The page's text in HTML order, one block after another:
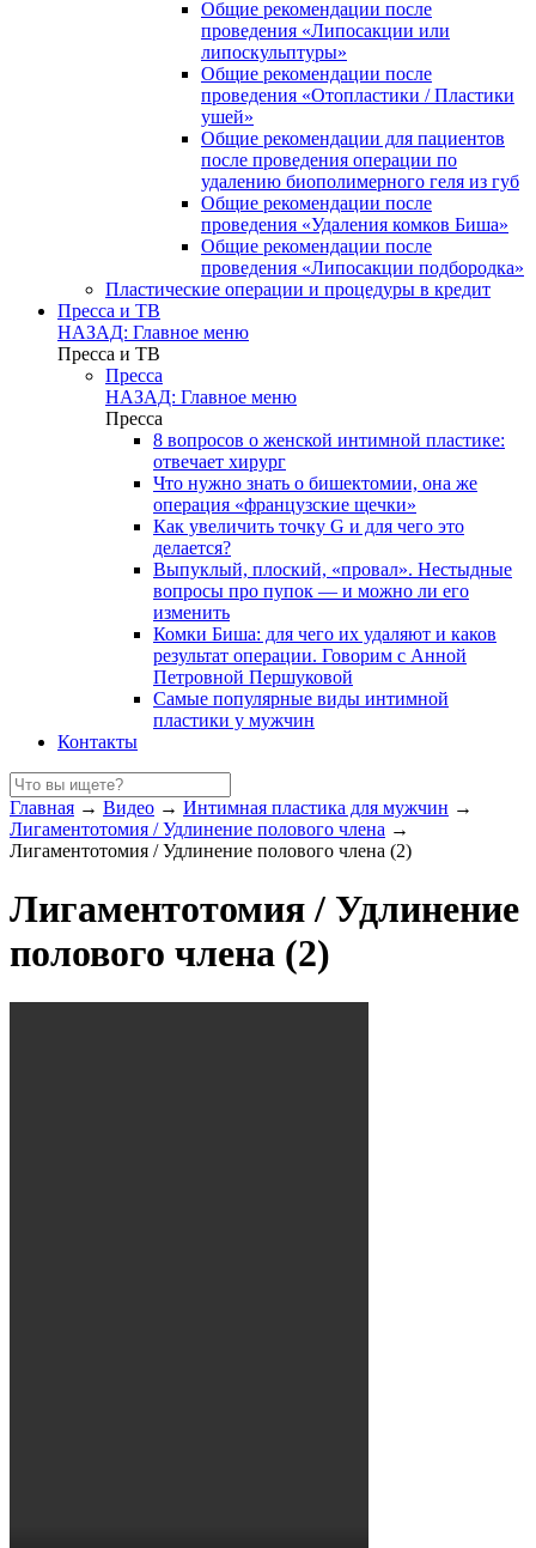
Общие рекомендации после
проведения «Липосакции или
липоскульптуры»
Общие рекомендации после
проведения «Отопластики / Пластики
ушей»
Общие рекомендации для пациентов
после проведения операции по
удалению биополимерного геля из губ
Общие рекомендации после
проведения «Удаления комков Биша»
Общие рекомендации после
проведения «Липосакции подбородка»
Пластические операции и процедуры в кредит
Пресса и ТВ
НАЗАД: Главное меню
Пресса и ТВ
Пресса
НАЗАД: Главное меню
Пресса
8 вопросов о женской интимной пластике:
отвечает хирург
Что нужно знать о бишектомии, она же
операция «французские щечки»
Как увеличить точку G и для чего это
делается?
Выпуклый, плоский, «провал». Нестыдные
вопросы про пупок — и можно ли его
изменить
Комки Биша: для чего их удаляют и каков
результат операции. Говорим с Анной
Петровной Першуковой
Самые популярные виды интимной
пластики у мужчин
Контакты
Главная → Видео → Интимная пластика для мужчин →
Лигаментотомия / Удлинение полового члена →
Лигаментотомия / Удлинение полового члена (2)
Лигаментотомия / Удлинение
полового члена (2)